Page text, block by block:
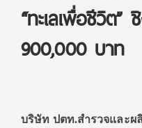
“ทะเลเพื่อชีวิต”
900,000 บาท
บริษัท ปตท.สำรวจและผ